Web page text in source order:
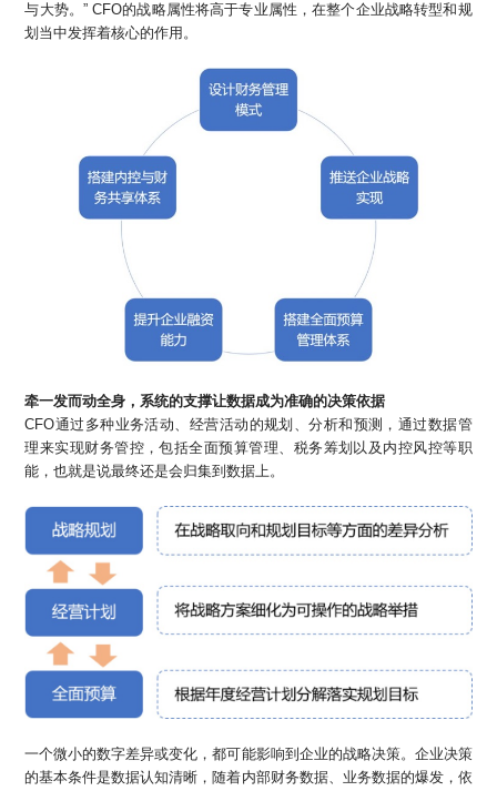
与大势。” CFO的战略属性将高于专业属性，在整个企业战略转型和规
划当中发挥着核心的作用。
牵一发而动全身，系统的支撑让数据成为准确的决策依据
CFO通过多种业务活动、经营活动的规划、分析和预测，通过数据管
理来实现财务管控，包括全面预算管理、税务筹划以及内控风控等职
能，也就是说最终还是会归集到数据上。
一个微小的数字差异或变化，都可能影响到企业的战略决策。企业决策
的基本条件是数据认知清晰，随着内部财务数据、业务数据的爆发，依